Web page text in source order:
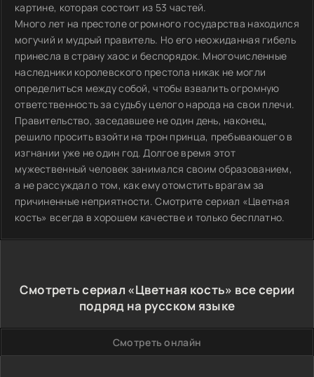
картине, которая состоит из 53 частей.
Много лет на престоле огромного государства находился
могучий и мудрый правитель. Но его неожиданная гибель
принесла в страну хаос и беспорядок. Многочисленные
наследники королевского престола никак не могли
определиться между собой, чтобы взвалить огромную
ответственность за судьбу целого народа на свои плечи.
Правительство, заседавшее не один день, наконец,
решило просить взойти на трон принца, пребывающего в
изгнании уже не один год. Долгое время этот
мужественный человек занимался своим образованием,
а не рассуждал о том, как ему отомстить врагам за
причиненные неприятности. Смотрите сериал «Цветная
кость» всегда в хорошем качестве и только бесплатно.
Смотреть сериал «Цветная кость» все серии
подряд на русском языке
Смотреть онлайн